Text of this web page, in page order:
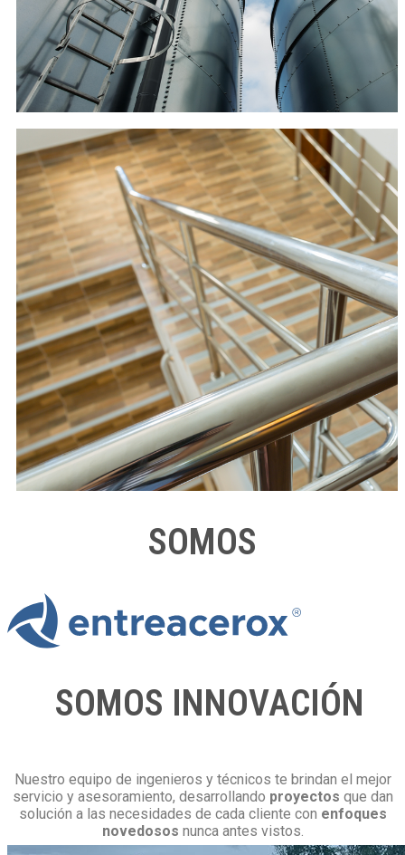
SOMOS
SOMOS INNOVACIÓN
Nuestro equipo de ingenieros y técnicos te brindan el mejor
servicio y asesoramiento, desarrollando proyectos que dan
solución a las necesidades de cada cliente con enfoques
novedosos nunca antes vistos.